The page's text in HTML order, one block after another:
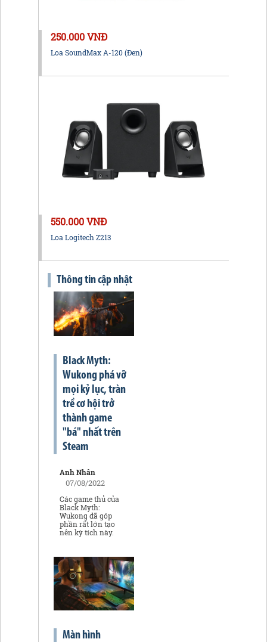
250.000 VNĐ
Loa SoundMax A-120 (Đen)
550.000 VNĐ
Loa Logitech Z213
Thông tin cập nhật
Black Myth:
Wukong phá vỡ
mọi kỷ lục, tràn
trề cơ hội trở
thành game
"bá" nhất trên
Steam
Anh Nhân
07/08/2022
Các game thủ của
Black Myth:
Wukong đã góp
phần rất lớn tạo
nên kỳ tích này.
Màn hình